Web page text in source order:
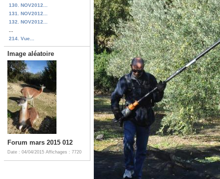
130. NOV2012...
131. NOV2012...
132. NOV2012...
214. Vue...
Image aléatoire
Forum mars 2015 012
Date : 04/04/2015 Affichages : 7720